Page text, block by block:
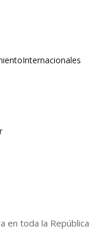
Internacionales
en toda la República